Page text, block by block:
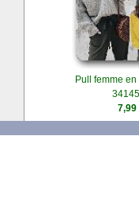
Pull femme
7,99